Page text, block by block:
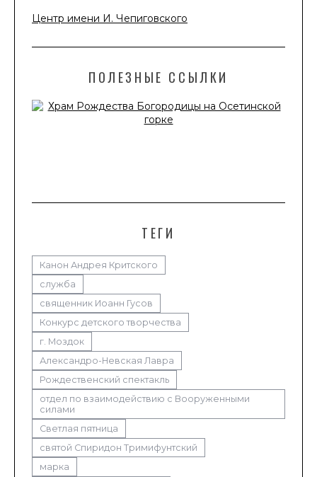
Центр имени И. Чепиговского
ПОЛЕЗНЫЕ ССЫЛКИ
ТЕГИ
Канон Андрея Критского
служба
священник Иоанн Гусов
Конкурс детского творчества
г. Моздок
Александро-Невская Лавра
Рождественский спектакль
отдел по взаимодействию с Вооруженными
силами
Светлая пятница
святой Спиридон Тримифунтский
марка